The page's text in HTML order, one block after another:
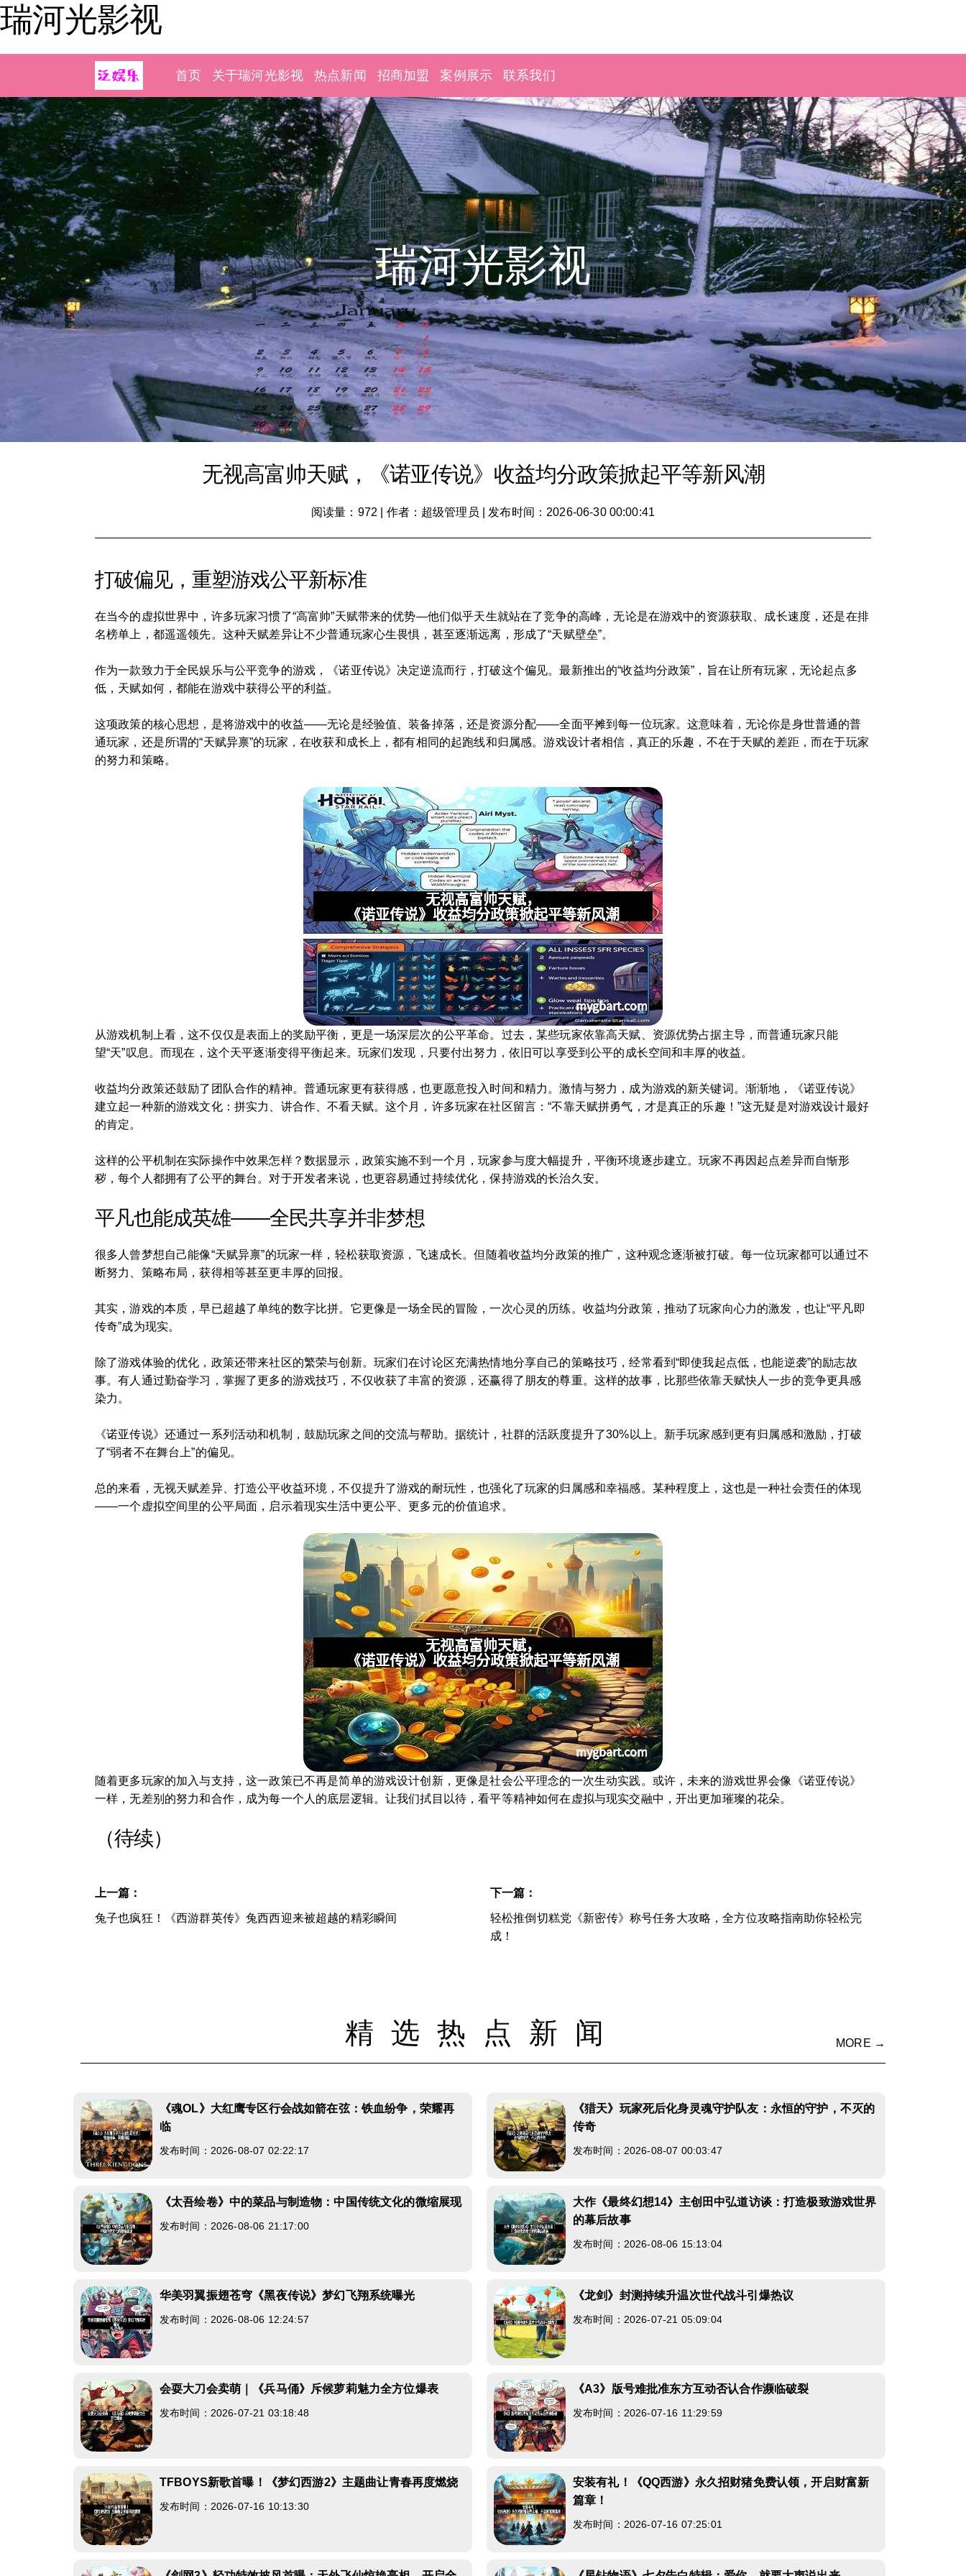
瑞河光影视
首页 关于瑞河光影视 热点新闻 招商加盟 案例展示 联系我们
瑞河光影视
无视高富帅天赋，《诺亚传说》收益均分政策掀起平等新风潮
阅读量：972 作者：超级管理员 发布时间：2026-06-30 00:00:41
打破偏见，重塑游戏公平新标准
在当今的虚拟世界中，许多玩家习惯了“高富帅”天赋带来的优势—他们似乎天生就站在了竞争的高峰，无论是在游戏中的资源获取、成长速度，还是在排
名榜单上，都遥遥领先。这种天赋差异让不少普通玩家心生畏惧，甚至逐渐远离，形成了“天赋壁垒”。
作为一款致力于全民娱乐与公平竞争的游戏，《诺亚传说》决定逆流而行，打破这个偏见。最新推出的“收益均分政策”，旨在让所有玩家，无论起点多
低，天赋如何，都能在游戏中获得公平的利益。
这项政策的核心思想，是将游戏中的收益——无论是经验值、装备掉落，还是资源分配——全面平摊到每一位玩家。这意味着，无论你是身世普通的普
通玩家，还是所谓的“天赋异禀”的玩家，在收获和成长上，都有相同的起跑线和归属感。游戏设计者相信，真正的乐趣，不在于天赋的差距，而在于玩家
的努力和策略。
从游戏机制上看，这不仅仅是表面上的奖励平衡，更是一场深层次的公平革命。过去，某些玩家依靠高天赋、资源优势占据主导，而普通玩家只能
望“天”叹息。而现在，这个天平逐渐变得平衡起来。玩家们发现，只要付出努力，依旧可以享受到公平的成长空间和丰厚的收益。
收益均分政策还鼓励了团队合作的精神。普通玩家更有获得感，也更愿意投入时间和精力。激情与努力，成为游戏的新关键词。渐渐地，《诺亚传说》
建立起一种新的游戏文化：拼实力、讲合作、不看天赋。这个月，许多玩家在社区留言：“不靠天赋拼勇气，才是真正的乐趣！”这无疑是对游戏设计最好
的肯定。
这样的公平机制在实际操作中效果怎样？数据显示，政策实施不到一个月，玩家参与度大幅提升，平衡环境逐步建立。玩家不再因起点差异而自惭形
秽，每个人都拥有了公平的舞台。对于开发者来说，也更容易通过持续优化，保持游戏的长治久安。
平凡也能成英雄——全民共享并非梦想
很多人曾梦想自己能像“天赋异禀”的玩家一样，轻松获取资源，飞速成长。但随着收益均分政策的推广，这种观念逐渐被打破。每一位玩家都可以通过不
断努力、策略布局，获得相等甚至更丰厚的回报。
其实，游戏的本质，早已超越了单纯的数字比拼。它更像是一场全民的冒险，一次心灵的历练。收益均分政策，推动了玩家向心力的激发，也让“平凡即
传奇”成为现实。
除了游戏体验的优化，政策还带来社区的繁荣与创新。玩家们在讨论区充满热情地分享自己的策略技巧，经常看到“即使我起点低，也能逆袭”的励志故
事。有人通过勤奋学习，掌握了更多的游戏技巧，不仅收获了丰富的资源，还赢得了朋友的尊重。这样的故事，比那些依靠天赋快人一步的竞争更具感
染力。
《诺亚传说》还通过一系列活动和机制，鼓励玩家之间的交流与帮助。据统计，社群的活跃度提升了30%以上。新手玩家感到更有归属感和激励，打破
了“弱者不在舞台上”的偏见。
总的来看，无视天赋差异、打造公平收益环境，不仅提升了游戏的耐玩性，也强化了玩家的归属感和幸福感。某种程度上，这也是一种社会责任的体现
——一个虚拟空间里的公平局面，启示着现实生活中更公平、更多元的价值追求。
随着更多玩家的加入与支持，这一政策已不再是简单的游戏设计创新，更像是社会公平理念的一次生动实践。或许，未来的游戏世界会像《诺亚传说》
一样，无差别的努力和合作，成为每一个人的底层逻辑。让我们拭目以待，看平等精神如何在虚拟与现实交融中，开出更加璀璨的花朵。
（待续）
上一篇：
兔子也疯狂！《西游群英传》兔西西迎来被超越的精彩瞬间
下一篇：
轻松推倒切糕党《新密传》称号任务大攻略，全方位攻略指南助你轻松完
成！
精选热点新闻 MORE →
《魂OL》大红鹰专区行会战如箭在弦：铁血纷争，荣耀再
临
发布时间：2026-08-07 02:22:17
《猎天》玩家死后化身灵魂守护队友：永恒的守护，不灭的
传奇
发布时间：2026-08-07 00:03:47
《太吾绘卷》中的菜品与制造物：中国传统文化的微缩展现
发布时间：2026-08-06 21:17:00
大作《最终幻想14》主创田中弘道访谈：打造极致游戏世界
的幕后故事
发布时间：2026-08-06 15:13:04
华美羽翼振翅苍穹《黑夜传说》梦幻飞翔系统曝光
发布时间：2026-08-06 12:24:57
《龙剑》封测持续升温次世代战斗引爆热议
发布时间：2026-07-21 05:09:04
会耍大刀会卖萌｜《兵马俑》斥候萝莉魅力全方位爆表
发布时间：2026-07-21 03:18:48
《A3》版号难批准东方互动否认合作濒临破裂
发布时间：2026-07-16 11:29:59
TFBOYS新歌首曝！《梦幻西游2》主题曲让青春再度燃烧
发布时间：2026-07-16 10:13:30
安装有礼！《QQ西游》永久招财猪免费认领，开启财富新
篇章！
发布时间：2026-07-16 07:25:01